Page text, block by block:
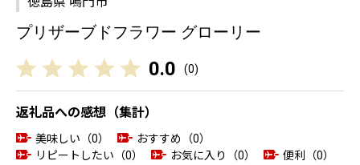
プリザーブドフラワー グローリー
0.0 (0)
返礼品への感想（集計）
美味しい（0）
おすすめ（0）
リピートしたい（0）
お気に入り（0）
便利（0）